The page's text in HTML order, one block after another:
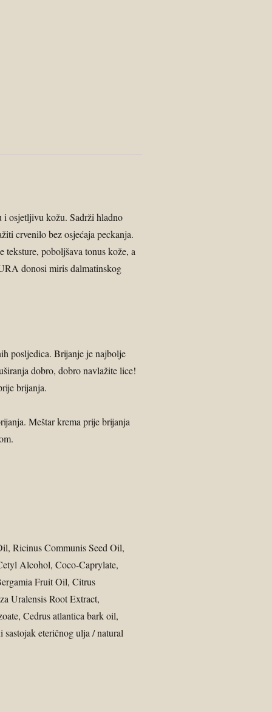
i osjetljivu kožu. Sadrži hladno
crvenilo bez osjećaja peckanja.
poboljšava tonus kože, a
donosi miris dalmatinskog
posljedica. Brijanje je najbolje
dobro, dobro navlažite lice!
brijanja.
Meštar krema prije brijanja
Ricinus Communis Seed Oil,
Alcohol, Coco-Caprylate,
Fruit Oil, Citrus
Uralensis Root Extract,
Cedrus atlantica bark oil,
eteričnog ulja / natural